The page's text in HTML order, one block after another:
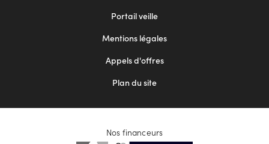
Portail veille
Mentions légales
Appels d'offres
Plan du site
Nos financeurs